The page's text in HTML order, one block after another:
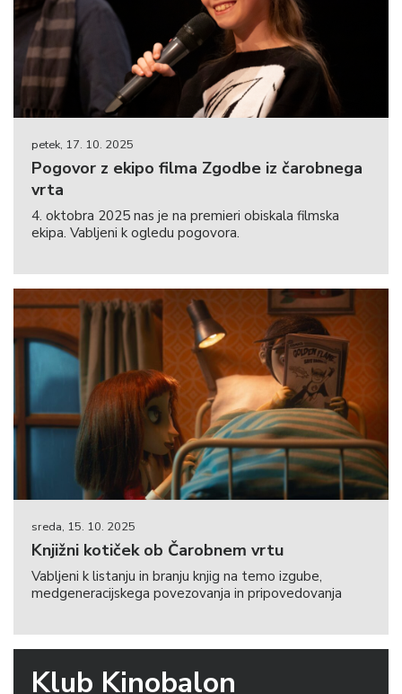
petek, 17. 10. 2025
Pogovor z ekipo filma Zgodbe iz čarobnega
vrta
4. oktobra 2025 nas je na premieri obiskala filmska
ekipa. Vabljeni k ogledu pogovora.
sreda, 15. 10. 2025
Knjižni kotiček ob Čarobnem vrtu
Vabljeni k listanju in branju knjig na temo izgube,
medgeneracijskega povezovanja in pripovedovanja
Klub Kinobalon